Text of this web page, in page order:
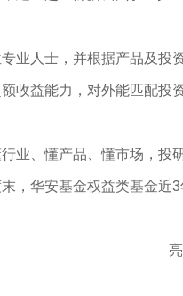
业人士，并根据产品及
收益能力，对外能匹配投
业、懂产品、懂市场，
，华安基金权益类基金近